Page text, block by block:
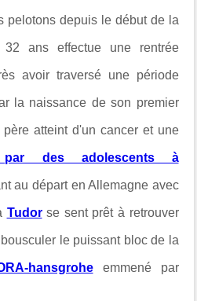
pelotons depuis le début de la
ans effectue une rentrée
avoir traversé une période
la naissance de son premier
atteint d'un cancer et une
par des adolescents à
au départ en Allemagne avec
Tudorse sent prêt à retrouver
le puissant bloc de la
hansgroheemmené par